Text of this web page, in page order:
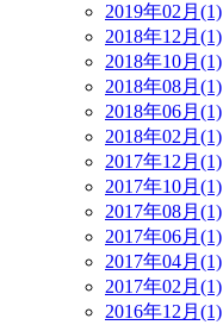
2019年02月(1)
2018年12月(1)
2018年10月(1)
2018年08月(1)
2018年06月(1)
2018年02月(1)
2017年12月(1)
2017年10月(1)
2017年08月(1)
2017年06月(1)
2017年04月(1)
2017年02月(1)
2016年12月(1)